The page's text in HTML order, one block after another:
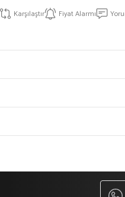
Karşılaştır Fiyat Alarmı